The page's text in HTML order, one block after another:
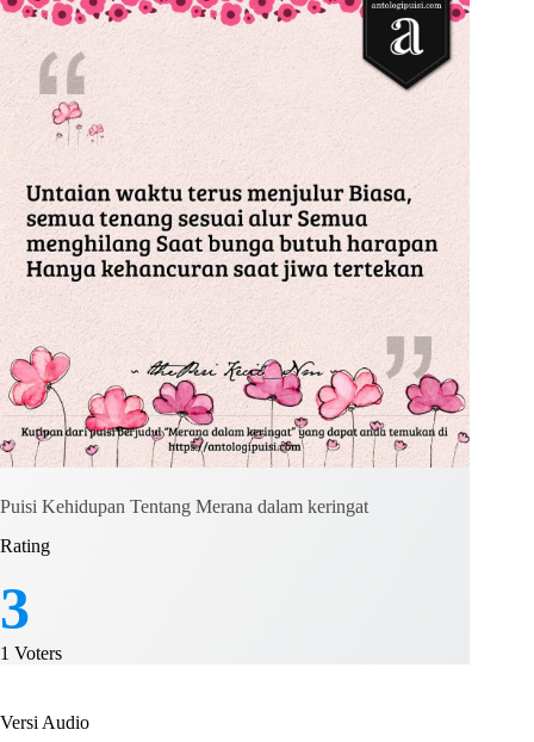
Puisi Kehidupan Tentang Merana dalam keringat
Rating
3
1 Voters
Versi Audio